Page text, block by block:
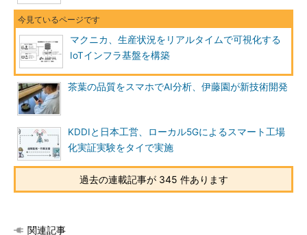
マクニカ、生産状況をリアルタイムで可視化する
IoTインフラ基盤を構築
茶葉の品質をスマホでAI分析、伊藤園が新技術開発
KDDIと日本工営、ローカル5Gによるスマート工場
化実証実験をタイで実施
過去の連載記事が 345 件あります
関連記事